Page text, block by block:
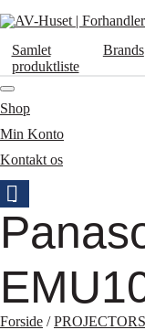
Samlet
produktliste
Brands
Shop
Min Konto
Kontakt os
Forside /PROJECTORS